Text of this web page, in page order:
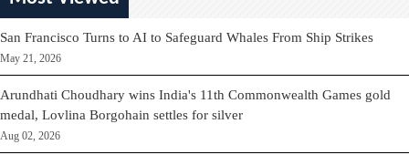
San Francisco Turns to AI to Safeguard Whales From Ship Strikes
May 21, 2026
Arundhati Choudhary wins India's 11th Commonwealth Games gold
medal, Lovlina Borgohain settles for silver
Aug 02, 2026